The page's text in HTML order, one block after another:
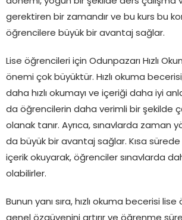
gerektiren bir zamandır ve bu kurs bu
öğrencilere büyük bir avantaj sağlar.
Lise öğrencileri için Odunpazarı Hızlı
önemi çok büyüktür. Hızlı okuma
daha hızlı okumayı ve içeriği daha iyi
da öğrencilerin daha verimli bir şekilde
olanak tanır. Ayrıca, sınavlarda zaman
da büyük bir avantaj sağlar. Kısa
içerik okuyarak, öğrenciler sınavlarda
olabilirler.
Bunun yanı sıra, hızlı okuma becerisi